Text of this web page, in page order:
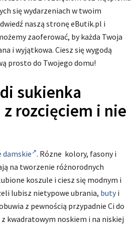
się wydarzeniach w twoim
naszą stronę eButik.pl i
zaoferować, by każda Twoja
i wyjątkowa. Ciesz się wygodą
prosto do Twojego domu!
sukienka
rozcięciem i nie
damskie . Rózne kolory, fasony i
na tworzenie różnorodnych
koszule i ciesz się modnym i
lubisz nietypowe ubrania, butyi
z pewnością przypadnie Ci do
z kwadratowym noskiem i na niskiej